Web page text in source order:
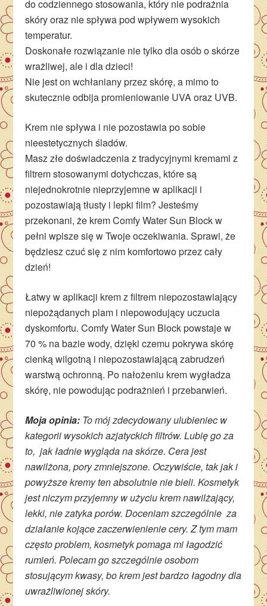
do codziennego stosowania, który nie podrażnia
skóry oraz nie spływa pod wpływem wysokich
temperatur.
Doskonałe rozwiązanie nie tylko dla osób o skórze
wrażliwej, ale i dla dzieci!
Nie jest on wchłaniany przez skórę, a mimo to
skutecznie odbija promieniowanie UVA oraz UVB.
Krem nie spływa i nie pozostawia po sobie
nieestetycznych śladów.
Masz złe doświadczenia z tradycyjnymi kremami z
filtrem stosowanymi dotychczas, które są
niejednokrotnie nieprzyjemne w aplikacji i
pozostawiają tłusty i lepki film? Jesteśmy
przekonani, że krem Comfy Water Sun Block w
pełni wpisze się w Twoje oczekiwania. Sprawi, że
będziesz czuć się z nim komfortowo przez cały
dzień!
Łatwy w aplikacji krem z filtrem niepozostawiający
niepożądanych plam i niepowodujący uczucia
dyskomfortu. Comfy Water Sun Block powstaje w
70 % na bazie wody, dzięki czemu pokrywa skórę
cienką wilgotną i niepozostawiającą zabrudzeń
warstwą ochronną. Po nałożeniu krem wygładza
skórę, nie powodując podrażnień i przebarwień.
Moja opinia: To mój zdecydowany ulubieniec w
kategorii wysokich azjatyckich filtrów. Lubię go za
to, jak ładnie wygląda na skórze. Cera jest
nawilżona, pory zmniejszone. Oczywiście, tak jak i
powyższe kremy ten absolutnie nie bieli. Kosmetyk
jest niczym przyjemny w użyciu krem nawilżający,
lekki, nie zatyka porów. Doceniam szczególnie za
działanie kojące zaczerwienienie cery. Z tym mam
często problem, kosmetyk pomaga mi łagodzić
rumień. Polecam go szczególnie osobom
stosującym kwasy, bo krem jest bardzo łagodny dla
uwrażliwionej skóry.